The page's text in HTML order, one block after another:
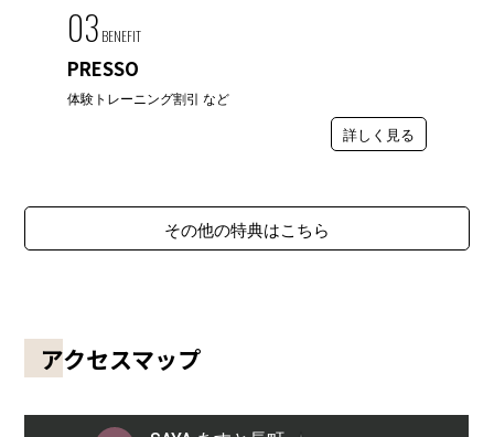
03 BENEFIT
PRESSO
体験トレーニング割引 など
詳しく見る
その他の特典はこちら
アクセスマップ